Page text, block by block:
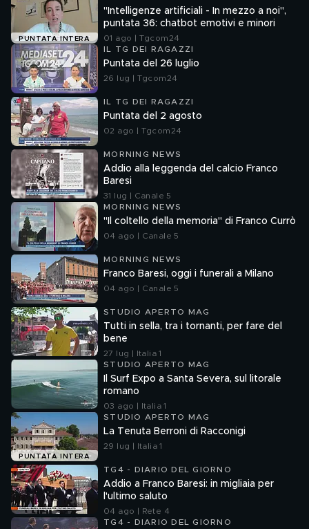
PUNTATA INTERA
A NOI
"Intelligenze artificiali - In mezzo a noi",
puntata 36: chatbot emotivi e minori
01 ago | Tgcom24
IL TG DEI RAGAZZI
Puntata del 26 luglio
26 lug | Tgcom24
IL TG DEI RAGAZZI
Puntata del 2 agosto
02 ago | Tgcom24
MORNING NEWS
Addio alla leggenda del calcio Franco
Baresi
31 lug | Canale 5
MORNING NEWS
"Il coltello della memoria" di Franco Currò
04 ago | Canale 5
MORNING NEWS
Franco Baresi, oggi i funerali a Milano
04 ago | Canale 5
STUDIO APERTO MAG
Tutti in sella, tra i tornanti, per fare del
bene
27 lug | Italia 1
STUDIO APERTO MAG
Il Surf Expo a Santa Severa, sul litorale
romano
03 ago | Italia 1
PUNTATA INTERA
STUDIO APERTO MAG
La Tenuta Berroni di Racconigi
29 lug | Italia 1
TG4 - DIARIO DEL GIORNO
Addio a Franco Baresi: in migliaia per
l'ultimo saluto
04 ago | Rete 4
TG4 - DIARIO DEL GIORNO